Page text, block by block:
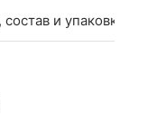
и упаковка